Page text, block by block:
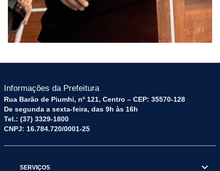
Informações da Prefeitura
Rua Barão de Piumhi, nº 121, Centro – CEP: 35570-128
De segunda a sexta-feira, das 9h às 16h
Tel.: (37) 3329-1800
CNPJ: 16.784.720/0001-25
SERVIÇOS